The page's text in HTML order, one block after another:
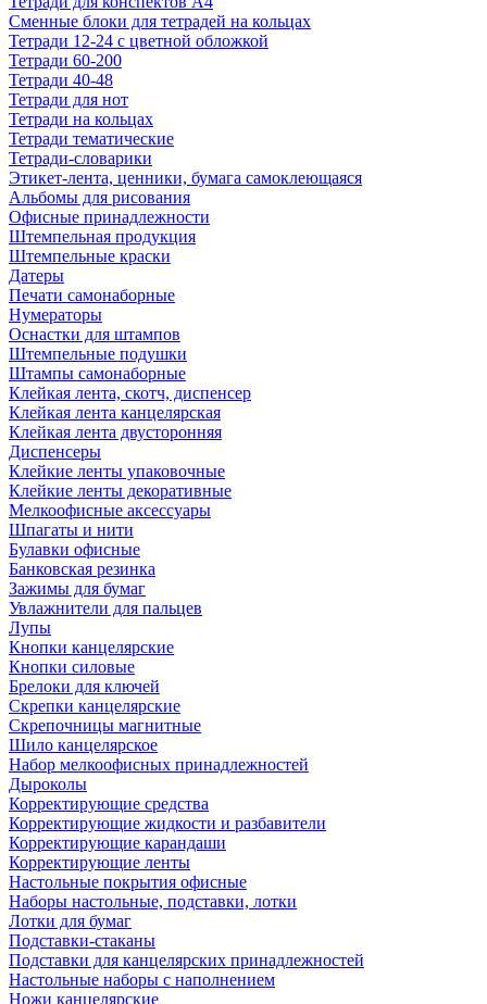
Сменные блоки для тетрадей на кольцах
Тетради 12-24 с цветной обложкой
Тетради 60-200
Тетради 40-48
Тетради для нот
Тетради на кольцах
Тетради тематические
Тетради-словарики
Этикет-лента, ценники, бумага самоклеющаяся
Альбомы для рисования
Офисные принадлежности
Штемпельная продукция
Штемпельные краски
Датеры
Печати самонаборные
Нумераторы
Оснастки для штампов
Штемпельные подушки
Штампы самонаборные
Клейкая лента, скотч, диспенсер
Клейкая лента канцелярская
Клейкая лента двусторонняя
Диспенсеры
Клейкие ленты упаковочные
Клейкие ленты декоративные
Мелкоофисные аксессуары
Шпагаты и нити
Булавки офисные
Банковская резинка
Зажимы для бумаг
Увлажнители для пальцев
Лупы
Кнопки канцелярские
Кнопки силовые
Брелоки для ключей
Скрепки канцелярские
Скрепочницы магнитные
Шило канцелярское
Набор мелкоофисных принадлежностей
Дыроколы
Корректирующие средства
Корректирующие жидкости и разбавители
Корректирующие карандаши
Корректирующие ленты
Настольные покрытия офисные
Наборы настольные, подставки, лотки
Лотки для бумаг
Подставки-стаканы
Подставки для канцелярских принадлежностей
Настольные наборы с наполнением
Ножи канцелярские